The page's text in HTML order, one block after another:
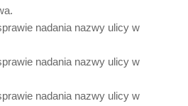
nadania nazwy ulicy w
nadania nazwy ulicy w
nadania nazwy ulicy w